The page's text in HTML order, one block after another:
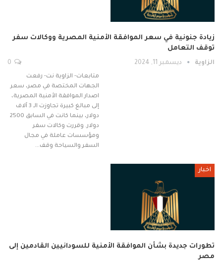
زيادة جنونية في سعر الموافقة الأمنية المصرية ووكالات سفر
توقف التعامل
الزاوية ديسمبر 11, 2024
متابعات- الزاوية نت- رفعت
الجهات المختصة في مصر، سعر
اصدار الموافقة الأمنية المصرية،
إلى مبالغ كبيرة تجاوزت الـ 3 آلاف
دولار، بينما كانت في السابق 2500
دولار. وقررت وكالات سفر
ومؤسسات عاملة في مجال
السفر والسياحة وقف…
اخبار
تطورات جديدة بشأن الموافقة الأمنية للسودانيين القادمين إلى
مصر